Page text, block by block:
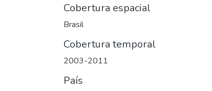
Cobertura espacial
Brasil
Cobertura temporal
2003-2011
País